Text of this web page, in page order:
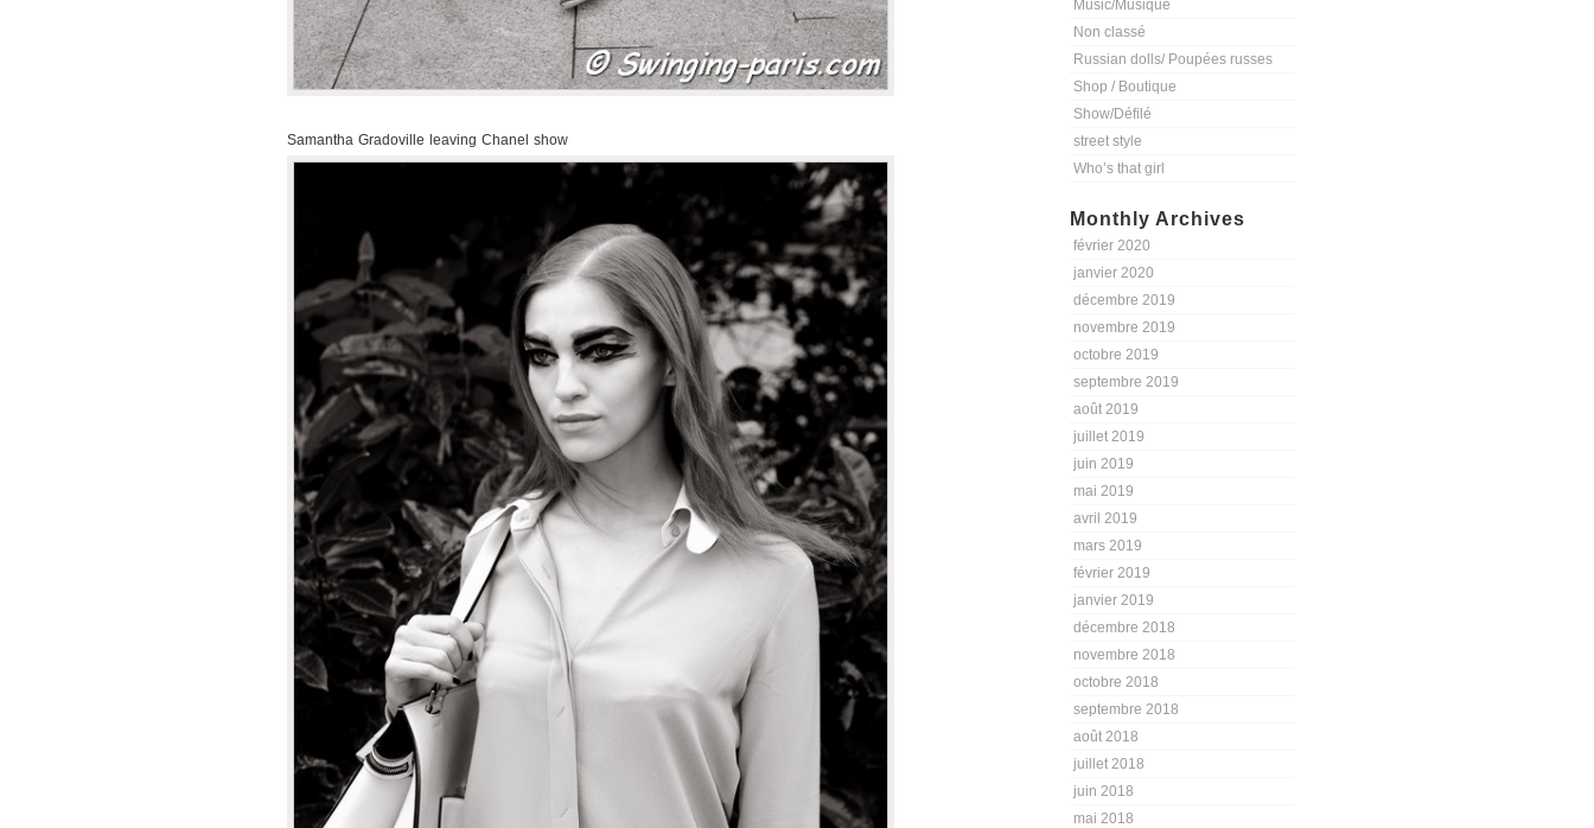
Music/Musique
Non classé
Russian dolls/ Poupées russes
Shop / Boutique
Show/Défilé
street style
Who’s that girl
Monthly Archives
février 2020
janvier 2020
décembre 2019
novembre 2019
octobre 2019
septembre 2019
août 2019
juillet 2019
juin 2019
mai 2019
avril 2019
mars 2019
février 2019
janvier 2019
décembre 2018
novembre 2018
octobre 2018
septembre 2018
août 2018
juillet 2018
juin 2018
mai 2018
Samantha Gradoville leaving Chanel show